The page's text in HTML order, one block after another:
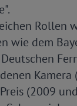
Rollen
wie dem
Kamera
(2009